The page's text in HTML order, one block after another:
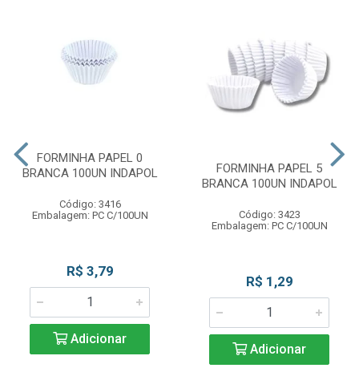
FORMINHA PAPEL 0
BRANCA 100UN INDAPOL
Código: 3416
Embalagem: PC C/100UN
R$ 3,79
Adicionar
FORMINHA PAPEL 5
BRANCA 100UN INDAPOL
Código: 3423
Embalagem: PC C/100UN
R$ 1,29
Adicionar